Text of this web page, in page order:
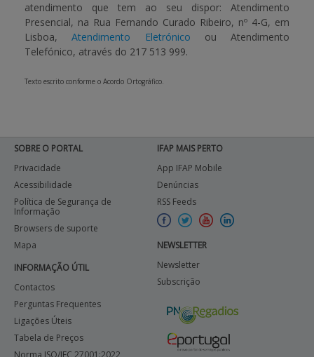
atendimento que tem ao seu dispor: Atendimento
Presencial, na Rua Fernando Curado Ribeiro, nº 4-G, em
Lisboa,Atendimento Eletrónico ou Atendimento
Telefónico, através do 217 513 999.
Texto escrito conforme o Acordo Ortográfico.
SOBRE O PORTAL
Privacidade
Acessibilidade
Política de Segurança de
Informação
Browsers de suporte
Mapa
INFORMAÇÃO ÚTIL
Contactos
Perguntas Frequentes
Ligações Úteis
Tabela de Preços
Norma ISO/IEC 27001:2022
IFAP MAIS PERTO
App IFAP Mobile
Denúncias
RSS Feeds
NEWSLETTER
Newsletter
Subscrição